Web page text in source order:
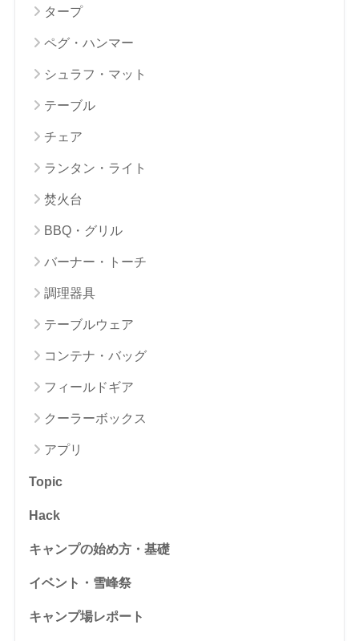
タープ
ペグ・ハンマー
シュラフ・マット
テーブル
チェア
ランタン・ライト
焚火台
BBQ・グリル
バーナー・トーチ
調理器具
テーブルウェア
コンテナ・バッグ
フィールドギア
クーラーボックス
アプリ
Topic
Hack
キャンプの始め方・基礎
イベント・雪峰祭
キャンプ場レポート